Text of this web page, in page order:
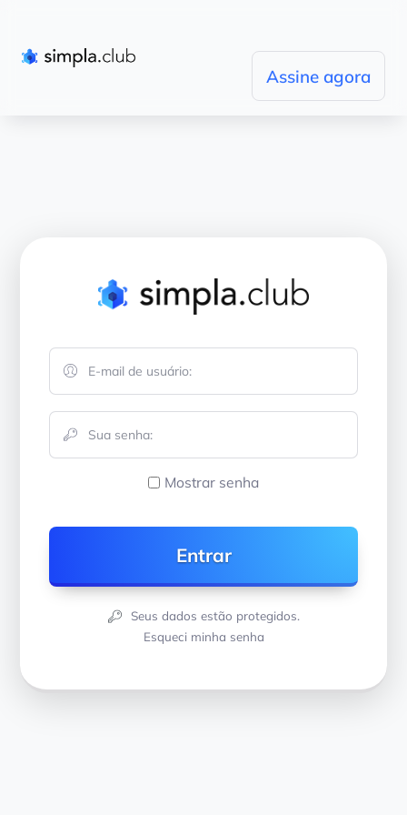
Assine agora
Mostrar senha
Seus dados estão protegidos.
Esqueci minha senha